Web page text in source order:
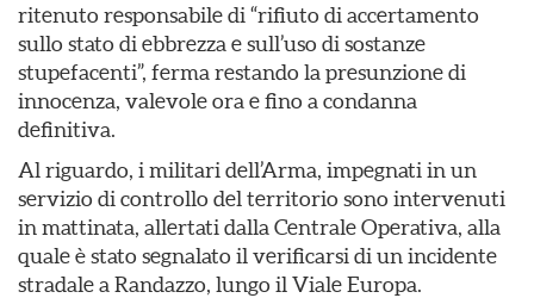
ritenuto responsabile di “rifiuto di accertamento
sullo stato di ebbrezza e sull’uso di sostanze
stupefacenti”, ferma restando la presunzione di
innocenza, valevole ora e fino a condanna
definitiva.
Al riguardo, i militari dell’Arma, impegnati in un
servizio di controllo del territorio sono intervenuti
in mattinata, allertati dalla Centrale Operativa, alla
quale è stato segnalato il verificarsi di un incidente
stradale a Randazzo, lungo il Viale Europa.